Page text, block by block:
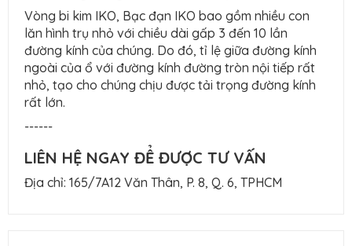
Vòng bi kim IKO, Bạc đạn IKO bao gồm nhiều con
lăn hình trụ nhỏ với chiều dài gấp 3 đến 10 lần
đường kính của chúng. Do đó, tỉ lệ giữa đường kính
ngoài của ổ với đường kính đường tròn nội tiếp rất
nhỏ, tạo cho chúng chịu được tải trọng đường kính
rất lớn.
------
LIÊN HỆ NGAY ĐỂ ĐƯỢC TƯ VẤN
Địa chỉ: 165/7A12 Văn Thân, P. 8, Q. 6, TPHCM